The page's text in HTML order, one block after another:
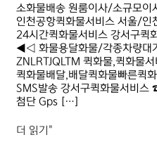
소화물배송 원룸이사/소규모이
인천공항퀵화물서비스 서울/
24시간퀵화물서비스 강서구
◀◁ 화물용달화물/각종차량대
ZNLRTJQLTM 퀵화물,퀵화물
퀵화물배달,배달퀵화물빠른퀵
SMS발송 강서구퀵화물서비
첨단 Gps […]
더 읽기"